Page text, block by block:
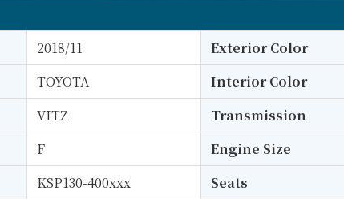
2018/11 Exterior Color
TOYOTA Interior Color
VITZ Transmission
F Engine Size
KSP130-400xxx Seats